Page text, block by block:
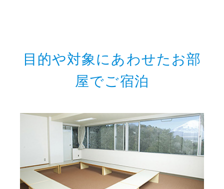
目的や対象にあわせたお部
屋でご宿泊